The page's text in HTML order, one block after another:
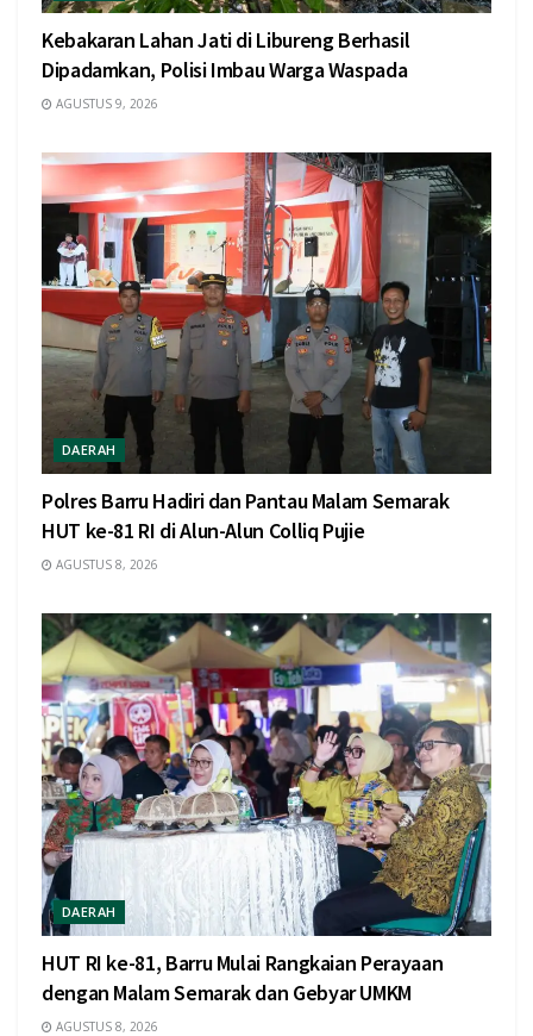
Kebakaran Lahan Jati di Libureng Berhasil
Dipadamkan, Polisi Imbau Warga Waspada
AGUSTUS 9, 2026
DAERAH
Polres Barru Hadiri dan Pantau Malam Semarak
HUT ke-81 RI di Alun-Alun Colliq Pujie
AGUSTUS 8, 2026
DAERAH
HUT RI ke-81, Barru Mulai Rangkaian Perayaan
dengan Malam Semarak dan Gebyar UMKM
AGUSTUS 8, 2026